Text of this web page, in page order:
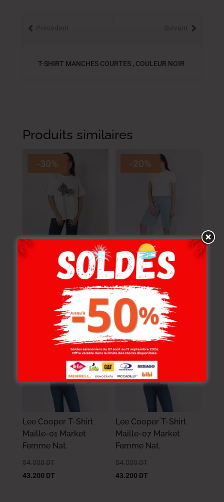
T-SHIRT MANCHES COURTES , COULEUR NOIR
Produits similaires
-30%
Lee Cooper T-Shirt
Maille-01 Emma
Femme Nat.
-20%
Lee Cooper T-Shirt
Maille-01 Flore
Femme Nat.
54.000DT
43.200
-20%
Lee Cooper T-Shirt
Maille-01 Market
Femme Nat.
54.000 DT
43.200 DT
-20%
Lee Cooper T-Shirt
Maille-07 Market
Femme Nat.
54.000 DT
43.200 DT